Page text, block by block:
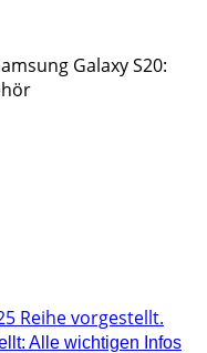
Galaxy S20:
Alle wichtigen Infos